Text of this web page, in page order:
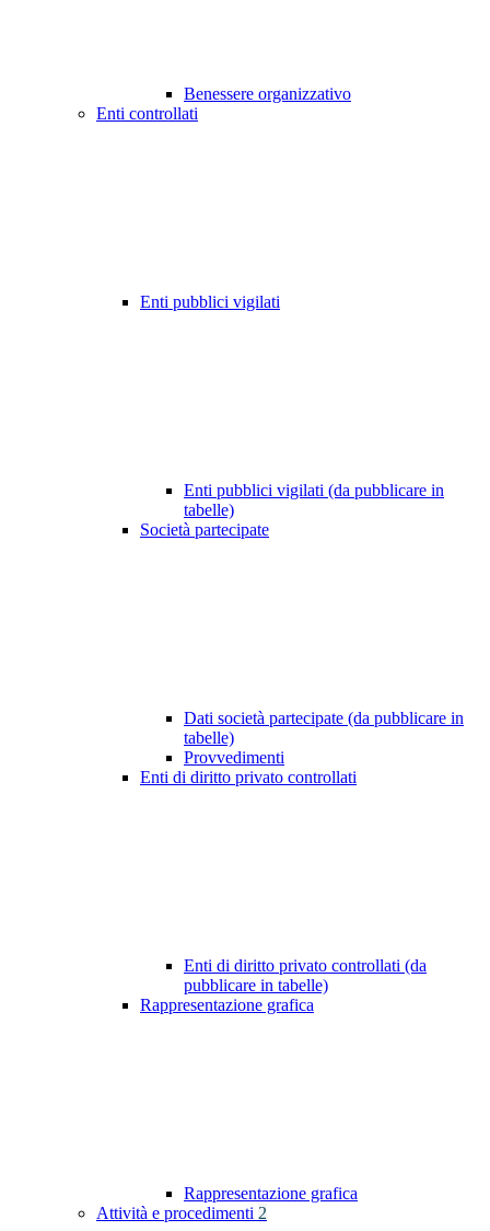
Benessere organizzativo
Enti controllati
Enti pubblici vigilati
Enti pubblici vigilati (da pubblicare in
tabelle)
Società partecipate
Dati società partecipate (da pubblicare in
tabelle)
Provvedimenti
Enti di diritto privato controllati
Enti di diritto privato controllati (da
pubblicare in tabelle)
Rappresentazione grafica
Rappresentazione grafica
Attività e procedimenti 2